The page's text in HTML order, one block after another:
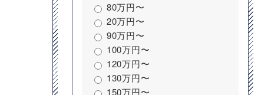
80万円〜
20万円〜
90万円〜
100万円〜
120万円〜
130万円〜
150万円〜